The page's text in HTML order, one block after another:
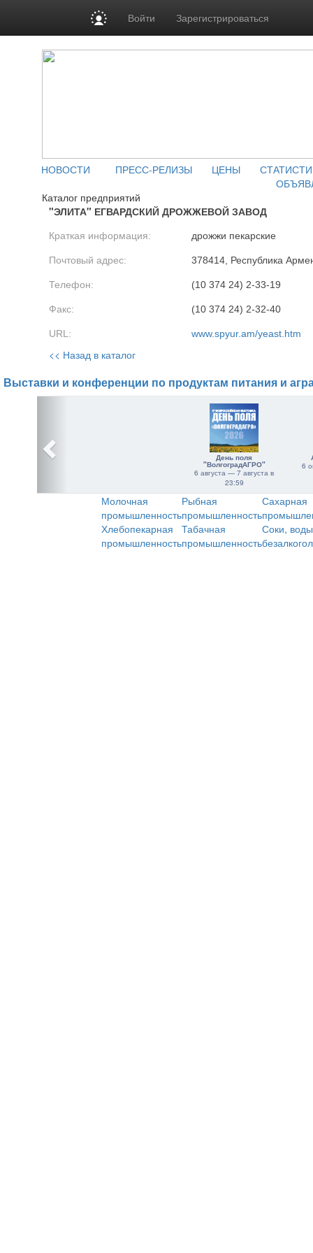
Войти Зарегистрироваться
НОВОСТИ ПРЕСС-РЕЛИЗЫ ЦЕНЫ
Каталог предприятий
"ЭЛИТА" ЕГВАРДСКИЙ ДРОЖЖЕВОЙ ЗАВОД
Краткая информация: дрожжи пекарские
Почтовый адрес: 378414, Республика
Телефон: (10 374 24) 2-33-19
Факс: (10 374 24) 2-32-40
URL: www.spyur.am/yeast.htm
<< Назад в каталог
Выставки и конференции по продуктам питания и
День поля
"ВолгоградАГРО"
6 августа — 7 августа в
23:59
6
Молочная
промышленность
Рыбная
промышленность
Сахарная
Хлебопекарная
промышленность
Табачная
промышленность
Соки,